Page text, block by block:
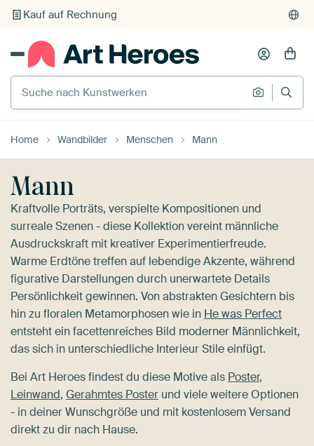
Individueller Druck auf Bestellung
Suche nach Kunstwerken
Suche
Home Wandbilder Menschen Mann
Mann
Kraftvolle Porträts, verspielte Kompositionen und
surreale Szenen - diese Kollektion vereint männliche
Ausdruckskraft mit kreativer Experimentierfreude.
Warme Erdtöne treffen auf lebendige Akzente, während
figurative Darstellungen durch unerwartete Details
Persönlichkeit gewinnen. Von abstrakten Gesichtern bis
hin zu floralen Metamorphosen wie in He was Perfect
entsteht ein facettenreiches Bild moderner Männlichkeit,
das sich in unterschiedliche Interieur Stile einfügt.
Bei Art Heroes findest du diese Motive als Poster,
Leinwand, Gerahmtes Poster und viele weitere Optionen
- in deiner Wunschgröße und mit kostenlosem Versand
direkt zu dir nach Hause.